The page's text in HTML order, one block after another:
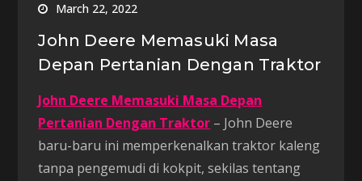
March 22, 2022
John Deere Memasuki Masa
Depan Pertanian Dengan Traktor
John Deere Memasuki Masa Depan
Pertanian Dengan Traktor – John Deere
baru-baru ini memperkenalkan traktor kaleng
tanpa pengemudi di kokpit, sekilas tentang